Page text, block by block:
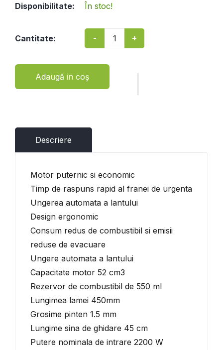
Disponibilitate: În stoc!
Cantitate: - +
Adaugă in coş
Descriere
Motor puternic si economic
Timp de raspuns rapid al franei de urgenta
Ungerea automata a lantului
Design ergonomic
Consum redus de combustibil si emisii
reduse de evacuare
Ungere automata a lantului
Capacitate motor 52 cm3
Rezervor de combustibil de 550 ml
Lungimea lamei 450mm
Grosime pinten 1.5 mm
Lungime sina de ghidare 45 cm
Putere nominala de intrare 2200 W